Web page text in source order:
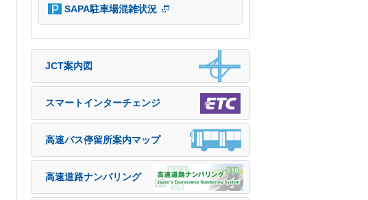
SAPA駐車場混雑状況
JCT案内図
スマートインターチェンジ
高速バス停留所案内マップ
高速道路ナンバリング